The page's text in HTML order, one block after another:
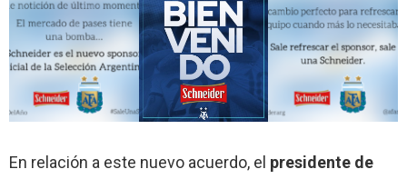
En relación a este nuevo acuerdo, el presidente de